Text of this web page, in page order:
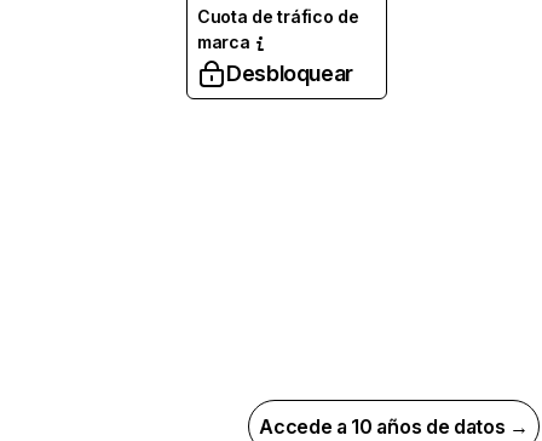
Cuota de tráfico de
marca
Desbloquear
Accede a 10 años de datos →